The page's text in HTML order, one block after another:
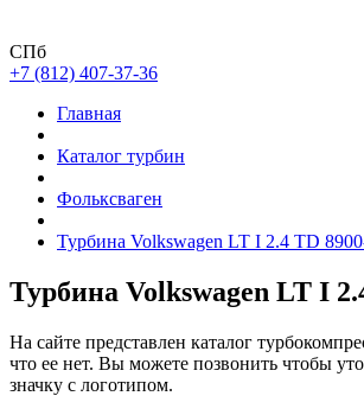
СПб
+7 (812) 407-37-36
Главная
Каталог турбин
Фольксваген
Турбина Volkswagen LT I 2.4 TD
Турбина Volkswagen LT I
На сайте представлен каталог
что ее нет. Вы можете позвонить чтобы
значку с логотипом.